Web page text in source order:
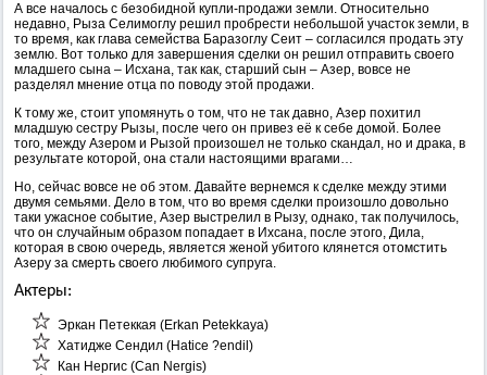
А все началось с безобидной купли-продажи земли. Относительно
недавно, Рыза Селимоглу решил пробрести небольшой участок земли, в
то время, как глава семейства Баразоглу Сеит – согласился продать эту
землю. Вот только для завершения сделки он решил отправить своего
младшего сына – Исхана, так как, старший сын – Азер, вовсе не
разделял мнение отца по поводу этой продажи.
К тому же, стоит упомянуть о том, что не так давно, Азер похитил
младшую сестру Рызы, после чего он привез её к себе домой. Более
того, между Азером и Рызой произошел не только скандал, но и драка, в
результате которой, она стали настоящими врагами…
Но, сейчас вовсе не об этом. Давайте вернемся к сделке между этими
двумя семьями. Дело в том, что во время сделки произошло довольно
таки ужасное событие, Азер выстрелил в Рызу, однако, так получилось,
что он случайным образом попадает в Ихсана, после этого, Дила,
которая в свою очередь, является женой убитого клянется отомстить
Азеру за смерть своего любимого супруга.
Актеры:
Эркан Петеккая (Erkan Petekkaya)
Хатидже Сендил (Hatice ?endil)
Кан Нергис (Can Nergis)